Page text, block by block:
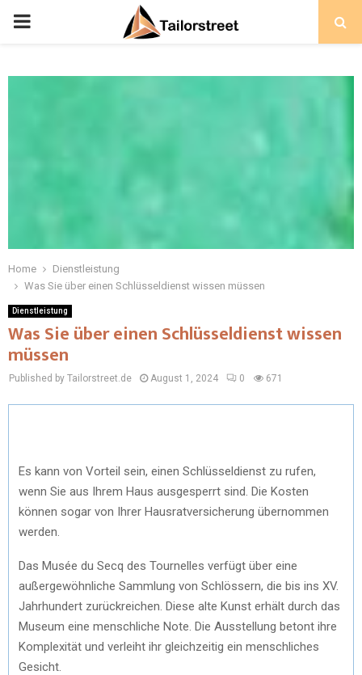
PRIMARY
Home
Dienstleistung
Was Sie über einen Schlüsseldienst wissen müssen
Dienstleistung
Was Sie über einen Schlüsseldienst wissen
müssen
Published by Tailorstreet.de August 1, 2024 0 671
Es kann von Vorteil sein, einen Schlüsseldienst zu rufen,
wenn Sie aus Ihrem Haus ausgesperrt sind. Die Kosten
können sogar von Ihrer Hausratversicherung übernommen
werden.
Das Musée du Secq des Tournelles verfügt über eine
außergewöhnliche Sammlung von Schlössern, die bis ins XV.
Jahrhundert zurückreichen. Diese alte Kunst erhält durch das
Museum eine menschliche Note. Die Ausstellung betont ihre
Komplexität und verleiht ihr gleichzeitig ein menschliches
Gesicht.